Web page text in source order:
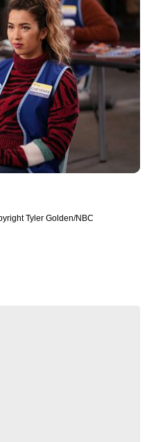
Tyler Golden/NBC